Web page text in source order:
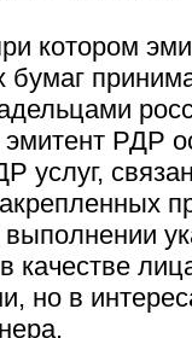
котором
РДР
услуг,
качестве
но в